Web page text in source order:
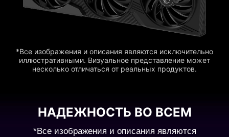
*Все изображения и описания являются исключительно
иллюстративными. Визуальное представление может
несколько отличаться от реальных продуктов.
НАДЕЖНОСТЬ ВО ВСЕМ
*Все изображения и описания являются